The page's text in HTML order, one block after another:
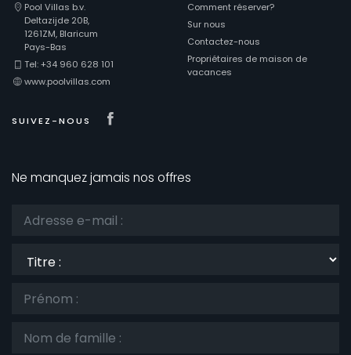
Pool Villas b.v.
Deltazijde 20B,
1261ZM, Blaricum
Pays-Bas
Tel: +34 960 628 101
www.poolvillas.com
SUIVEZ-NOUS
Comment réserver?
Sur nous
Contactez-nous
Propriétaires de maison de
vacances
Ne manquez jamais nos offres